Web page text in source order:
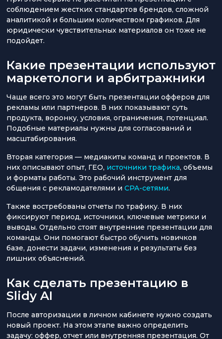
соблюдением жестких стандартов брендов, сложной
аналитикой и большим количеством графиков. Для
юридически чувствительных материалов он тоже не
подойдет.
Какие презентации используют
маркетологи и арбитражники
Чаще всего это могут быть презентации офферов для
рекламы или партнеров. В них показывают суть
продукта, воронку, условия, ограничения, потенциал.
Подобные материалы нужны для согласований и
масштабирования.
Вторая категория — медиакиты команд и проектов. В
них описывают опыт, ГЕО, источники трафика, объемы
и форматы работы. Это рабочий инструмент для
общения с рекламодателями и CPA-сетями.
Также востребованы отчеты по трафику. В них
фиксируют период, источники, ключевые метрики и
выводы. Отдельно стоят внутренние презентации для
команды. Они помогают быстро обучить новичков
базе, донести задачи, изменения и результаты без
лишних объяснений.
Как сделать презентацию в
Slidy AI
После авторизации в личном кабинете нужно создать
новый проект. На этом этапе важно определить
задачу: оффер, отчет или внутренняя презентация. От